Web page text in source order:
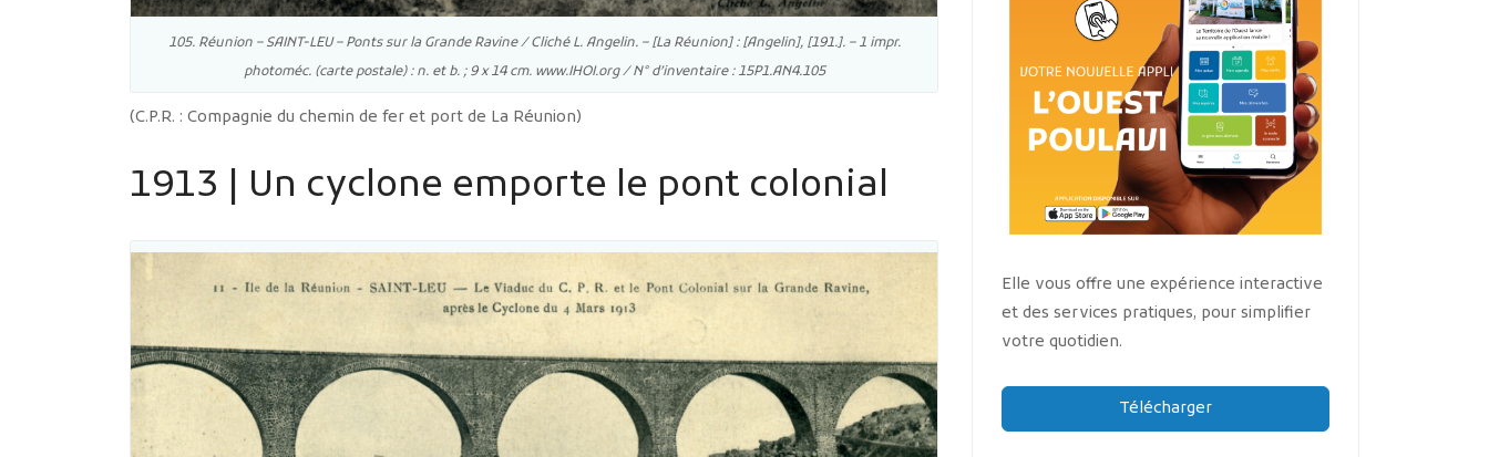
105. Réunion – SAINT-LEU – Ponts sur la Grande Ravine / Cliché L. Angelin. – [La Réunion] : [Angelin], [191.]. – 1 impr.
photoméc. (carte postale) : n. et b. ; 9 x 14 cm. www.IHOI.org / N° d’inventaire : 15P1.AN4.105
(C.P.R. : Compagnie du chemin de fer et port de La Réunion)
1913 | Un cyclone emporte le pont colonial
Elle vous offre une expérience interactive
et des services pratiques, pour simplifier
votre quotidien.
Télécharger